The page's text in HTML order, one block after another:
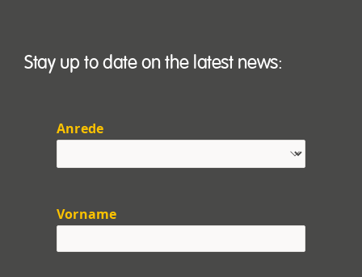
Stay up to date on the latest news:
Anrede
Vorname